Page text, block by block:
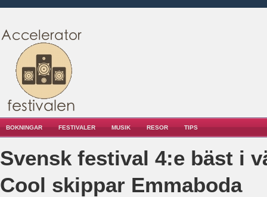
BOKNINGAR FESTIVALER MUSIK RESOR TIPS
Svensk festival 4:e bäst i
Cool skippar Emmaboda